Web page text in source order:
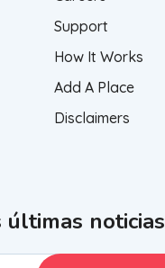
Support
How It Works
Add A Place
Disclaimers
noticias